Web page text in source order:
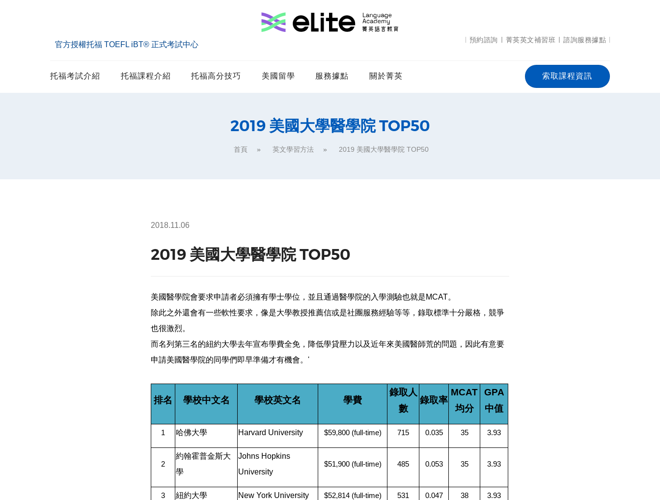
官方授權托福 TOEFL iBT® 正式考試中心
預約諮詢 菁英英文補習班 諮詢服務據點
托福考試介紹 托福課程介紹 托福高分技巧 美國留學 服務據點 關於菁英 索取課程資訊
2019 美國大學醫學院 TOP50
首頁 英文學習方法 2019 美國大學醫學院 TOP50
2018.11.06
2019 美國大學醫學院 TOP50
美國醫學院會要求申請者必須擁有學士學位，並且通過醫學院的入學測驗也就是MCAT。
除此之外還會有一些軟性要求，像是大學教授推薦信或是社團服務經驗等等，錄取標準十分嚴格，競爭
也很激烈。
而名列第三名的紐約大學去年宣布學費全免，降低學貸壓力以及近年來美國醫師荒的問題，因此有意要
申請美國醫學院的同學們即早準備才有機會。'
排名 學校中文名 學校英文名 學費
錄取人
數
錄取率
MCAT
均分
GPA
中值
1 哈佛大學 Harvard University $59,800 (full-time) 715 0.035 35 3.93
2
約翰霍普金斯大
學
Johns Hopkins
University
$51,900 (full-time) 485 0.053 35 3.93
3 紐約大學 New York University $52,814 (full-time) 531 0.047 38 3.93